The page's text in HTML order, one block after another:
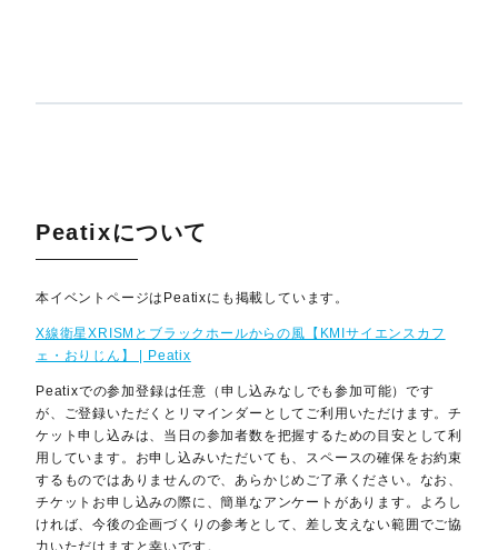
Peatixについて
本イベントページはPeatixにも掲載しています。
X線衛星XRISMとブラックホールからの風【KMIサイエンスカフ
ェ・おりじん】 | Peatix
Peatixでの参加登録は任意（申し込みなしでも参加可能）です
が、ご登録いただくとリマインダーとしてご利用いただけます。チ
ケット申し込みは、当日の参加者数を把握するための目安として利
用しています。お申し込みいただいても、スペースの確保をお約束
するものではありませんので、あらかじめご了承ください。なお、
チケットお申し込みの際に、簡単なアンケートがあります。よろし
ければ、今後の企画づくりの参考として、差し支えない範囲でご協
力いただけますと幸いです。